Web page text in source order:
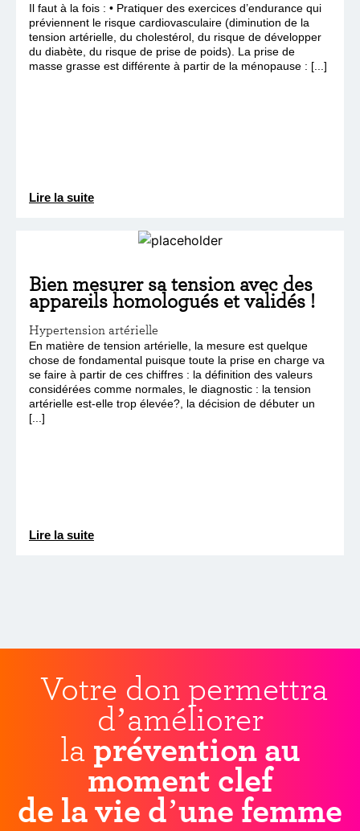
Il faut à la fois : • Pratiquer des exercices d’endurance qui
préviennent le risque cardiovasculaire (diminution de la
tension artérielle, du cholestérol, du risque de développer
du diabète, du risque de prise de poids). La prise de
masse grasse est différente à partir de la ménopause : [...]
Lire la suite
Bien mesurer sa tension avec des
appareils homologués et validés !
Hypertension artérielle
En matière de tension artérielle, la mesure est quelque
chose de fondamental puisque toute la prise en charge va
se faire à partir de ces chiffres : la définition des valeurs
considérées comme normales, le diagnostic : la tension
artérielle est-elle trop élevée?, la décision de débuter un
[...]
Lire la suite
Votre don permettra
d’améliorer
la prévention au
moment clef
de la vie d’une femme